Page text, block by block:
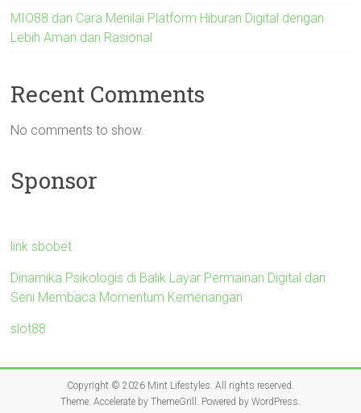
MIO88 dan Cara Menilai Platform Hiburan Digital dengan
Lebih Aman dan Rasional
Recent Comments
No comments to show.
Sponsor
link sbobet
Dinamika Psikologis di Balik Layar Permainan Digital dan
Seni Membaca Momentum Kemenangan
slot88
Copyright © 2026 Mint Lifestyles . All rights reserved.
Theme: Accelerateby ThemeGrill. Powered by WordPress